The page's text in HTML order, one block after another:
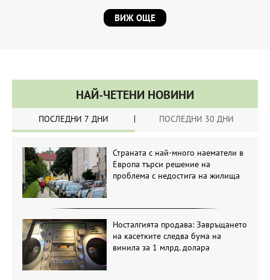
ВИЖ ОЩЕ
НАЙ-ЧЕТЕНИ НОВИНИ
ПОСЛЕДНИ 7 ДНИ ПОСЛЕДНИ 30 ДНИ
Страната с най-много наематели в
Европа търси решение на
проблема с недостига на жилища
Носталгията продава: Завръщането
на касетките следва бума на
винила за 1 млрд. долара